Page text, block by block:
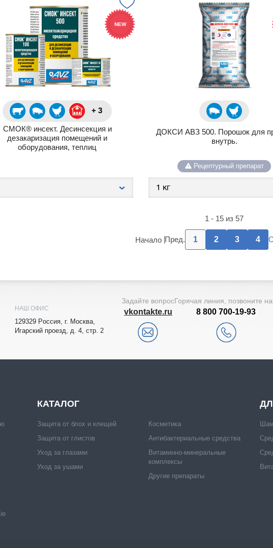
NEW
+ 3
СМОК® инсект. Десинсекция и
дезакаризация помещений и
оборудования, теплиц
ДОКСИ АВЗ 500. Порошок для
внутрь.
Рецептурный препарат
1 - 15 из 57
Начало Пред. 1 2 3 4
НАШ ОФИС
129329 Рoccия, г. Мocквa,
Игарский проезд, д. 4, стр. 2
Задайте вопрос
vkontakte.ru
Горячая линия, позвоните
8 800 700-19-93
КАТАЛОГ
Защита от блох и клещей
Защита от глистов
Уход за глазами
Уход за ушами
Косметика
Антибактериальные средства
Витаминно-минеральные
комплексы
Другие препараты